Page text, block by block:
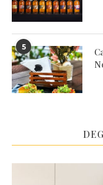
5